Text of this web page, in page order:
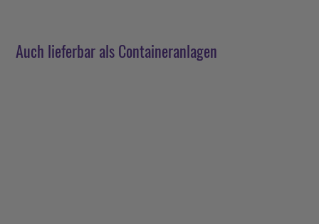
Auch lieferbar als Containeranlagen